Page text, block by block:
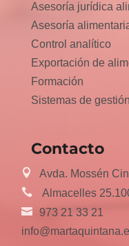
Asesoría jurídica
Asesoría
Control analítico
Exportación de
Formación
Sistemas de
Contacto
Avda. Mossén
Almacelles
973 21 33 21